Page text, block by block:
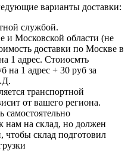
варианты доставки:
службой.
и Московской области (не
доставки по Москве в
1 адрес. Стоиосмть
на 1 адрес + 30 руб за
транспортной
от вашего региона.
самостоятельно
нам на склад, но должен
чтобы склад подготовил